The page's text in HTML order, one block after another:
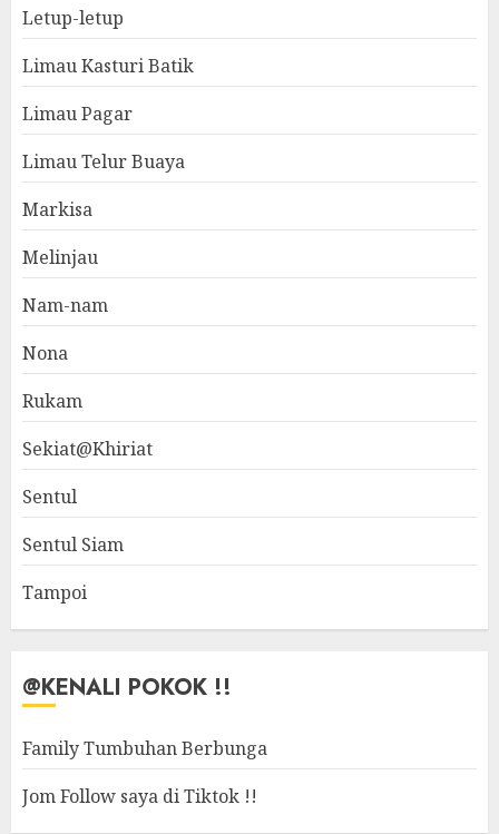
Letup-letup
Limau Kasturi Batik
Limau Pagar
Limau Telur Buaya
Markisa
Melinjau
Nam-nam
Nona
Rukam
Sekiat@Khiriat
Sentul
Sentul Siam
Tampoi
@KENALI POKOK !!
Family Tumbuhan Berbunga
Jom Follow saya di Tiktok !!